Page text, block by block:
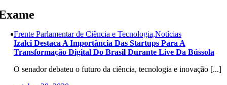
Frente Parlamentar de Ciência e Tecnologia,Notícias
Izalci Destaca A Importância Das Startups Para A
Transformação Digital Do Brasil Durante Live Da Bússola
O senador debateu o futuro da ciência, tecnologia e inovação [...]